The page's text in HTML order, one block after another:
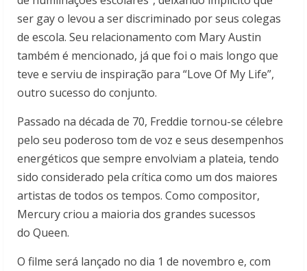
ser gay o levou a ser discriminado por seus colegas
de escola. Seu relacionamento com Mary Austin
também é mencionado, já que foi o mais longo que
teve e serviu de inspiração para “Love Of My Life”,
outro sucesso do conjunto.
Passado na década de 70, Freddie tornou-se célebre
pelo seu poderoso tom de voz e seus desempenhos
energéticos que sempre envolviam a plateia, tendo
sido considerado pela crítica como um dos maiores
artistas de todos os tempos. Como compositor,
Mercury criou a maioria dos grandes sucessos
do Queen.
O filme será lançado no dia 1 de novembro e, com